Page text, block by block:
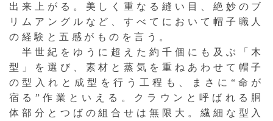
出来上がる。美しく重なる縫い目、絶妙のブ
リムアングルなど、すべてにおいて帽子職人
の経験と五感がものを言う。
半世紀をゆうに超えた約千個にも及ぶ「木
型」を選び、素材と蒸気を重ねあわせて帽子
の型入れと成型を行う工程も、まさに“命が
宿る”作業といえる。クラウンと呼ばれる胴
体部分とつばの組合せは無限大。繊細な型入